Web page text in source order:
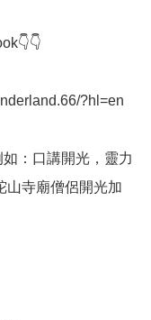
?hl=en
：口講開光，靈力
山寺廟僧侶開光加